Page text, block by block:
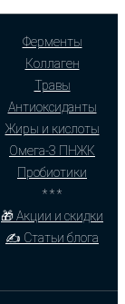
Ферменты
Коллаген
Травы
Антиоксиданты
Жиры и кислоты
Омега-3 ПНЖК
Пробиотики
* * *
🎁 Акции и скидки
✍ Статьи блога